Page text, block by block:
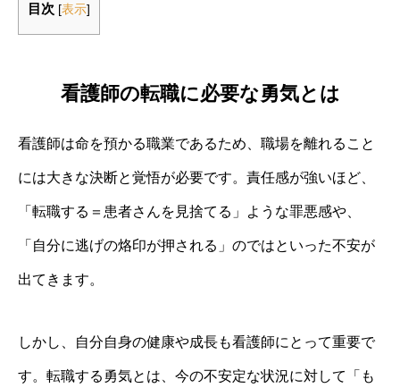
目次 [表示]
看護師の転職に必要な勇気とは
看護師は命を預かる職業であるため、職場を離れること
には大きな決断と覚悟が必要です。責任感が強いほど、
「転職する＝患者さんを見捨てる」ような罪悪感や、
「自分に逃げの烙印が押される」のではといった不安が
出てきます。
しかし、自分自身の健康や成長も看護師にとって重要で
す。転職する勇気とは、今の不安定な状況に対して「も